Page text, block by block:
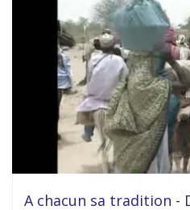
A chacun sa tradition -